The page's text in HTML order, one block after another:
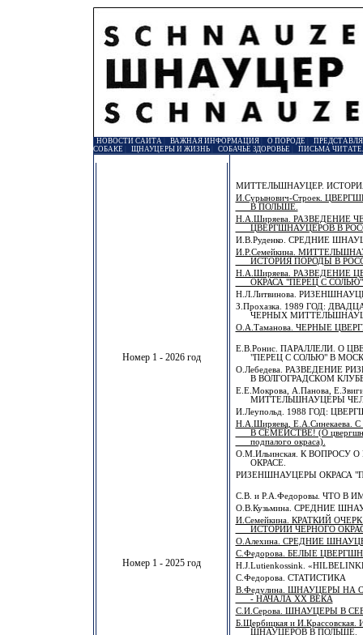
НОВОСТИ САЙТА| ВАЖНАЯ ИНФОРМАЦИЯ| О ПОРОДЕ
СОБАКЕ
ЩНАУЦЕРЫ И ЖИЗНЬ| СОБАЧЬЕ ЗДОРОВЬЕ ПИСЬМА
Номер 1 - 2026 год
Номер 1 - 2025 год
МИТТЕЛЬШНАУЦЕР.
И.Сурынович-Строек.
В ПОЛЬШЕ.
Н.А.Ширяева. РАЗВЕДЕНИЕ
ЦВЕРГШНАУЦЕРОВ В
И.В.Руденко. СРЕДНИЕ
И.Р.Семейкина.
ИСТОРИЯ ПОРОДЫ В
Н.А.Ширяева. РАЗВЕДЕНИЕ
ОКРАСА "ПЕРЕЦ С
Н.Л.Литвинова.
З.Прохазка. 1989 ГОД:
ЧЕРНЫХ
О.А.Таманова. ЧЕРНЫЕ
Е.В.Ронис. ПАРАЛЛЕЛИ. О
"ПЕРЕЦ С СОЛЬЮ" В
О.Лебедева. РАЗВЕДЕНИЕ
В ВОЛГОГРАДСКОМ
Е.Е.Мокрова, А.Панова,
МИТТЕЛЬШНАУЦЕРЫ
И.Леупольд. 1988 ГОД:
Н.А.Ширяева,
В СЕМЕЙСТВЕ! (О
подпалого окраса).
О.М.Ильинская. К
ОКРАСЕ.
РИЗЕНШНАУЦЕРЫ ОКРАСА
С.В. и Р.А.Федоровы. ЧТО В
О.В.Кузьмина. СРЕДНИЕ
И.Семейкина. КРАТКИЙ
ИСТОРИИ ЧЕРНОГО
О.Алехина. СРЕДНИЕ
С.Федорова. БЕЛЫЕ
H.J.Lutienkossink.
С.Федорова. СТАТИСТИКА
В.Федулина. ШНАУЦЕРЫ НА
- НАЧАЛА XX ВЕКА
С.И.Серова. ШНАУЦЕРЫ В
Б.Щербицкая и
ШНАУЦЕРОВ В ПОЛЬШЕ.